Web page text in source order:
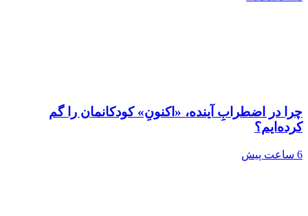
چرا در اضطرابِ آینده، «اکنونِ» کودکانمان را گم
کرده‌ایم؟
6 ساعت پیش